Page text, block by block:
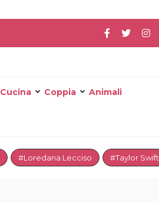
Cucina Coppia Animali
#Loredana Lecciso #Taylor Swift